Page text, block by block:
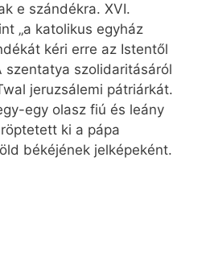
e szándékra. XVI.
„a katolikus egyház
kéri erre az Istentől
szentatya szolidaritásáról
jeruzsálemi pátriárkát.
egy olasz fiú és leány
ki a pápa
békéjének jelképeként.